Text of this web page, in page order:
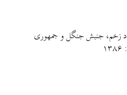
زخم، جنبش جنگل و جمهوری